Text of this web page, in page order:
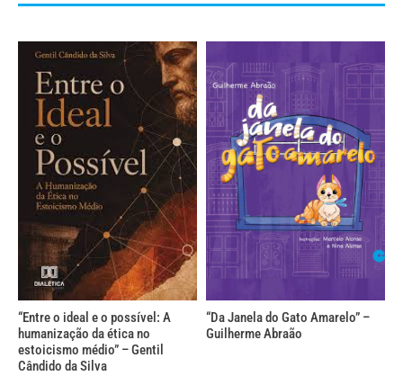
“Entre o ideal e o possível: A
humanização da ética no
estoicismo médio” – Gentil
Cândido da Silva
“Da Janela do Gato Amarelo” –
Guilherme Abraão